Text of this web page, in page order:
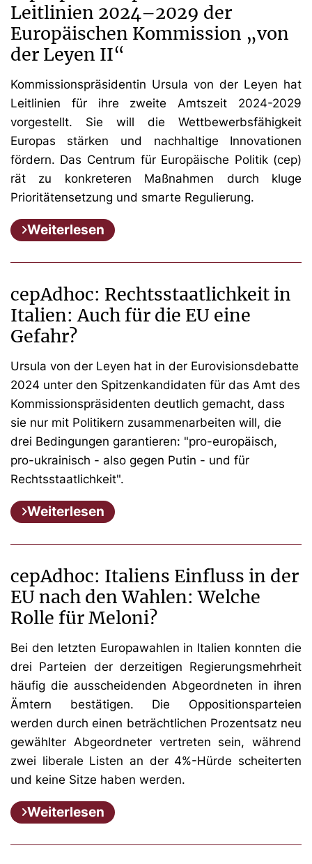
Leitlinien 2024–2029 der
Europäischen Kommission „von
der Leyen II“
Kommissionspräsidentin Ursula von der Leyen hat
Leitlinien für ihre zweite Amtszeit 2024-2029
vorgestellt. Sie will die Wettbewerbsfähigkeit
Europas stärken und nachhaltige Innovationen
fördern. Das Centrum für Europäische Politik (cep)
rät zu konkreteren Maßnahmen durch kluge
Prioritätensetzung und smarte Regulierung.
Weiterlesen
cepAdhoc: Rechtsstaatlichkeit in
Italien: Auch für die EU eine
Gefahr?
Ursula von der Leyen hat in der Eurovisionsdebatte
2024 unter den Spitzenkandidaten für das Amt des
Kommissionspräsidenten deutlich gemacht, dass
sie nur mit Politikern zusammenarbeiten will, die
drei Bedingungen garantieren: "pro-europäisch,
pro-ukrainisch - also gegen Putin - und für
Rechtsstaatlichkeit".
Weiterlesen
cepAdhoc: Italiens Einfluss in der
EU nach den Wahlen: Welche
Rolle für Meloni?
Bei den letzten Europawahlen in Italien konnten die
drei Parteien der derzeitigen Regierungsmehrheit
häufig die ausscheidenden Abgeordneten in ihren
Ämtern bestätigen. Die Oppositionsparteien
werden durch einen beträchtlichen Prozentsatz neu
gewählter Abgeordneter vertreten sein, während
zwei liberale Listen an der 4%-Hürde scheiterten
und keine Sitze haben werden.
Weiterlesen